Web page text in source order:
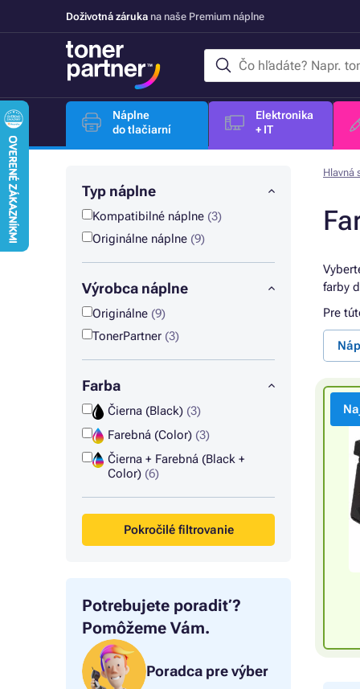
Doživotná záruka na naše Premium náplne
Náplne
do tlačiarní
Elektronika
+ IT
Typ náplne
Kompatibilné náplne (3)
Originálne náplne (9)
Výrobca náplne
Originálne (9)
TonerPartner (3)
Farba
Čierna (Black) (3)
Farebná (Color) (3)
Čierna + Farebná (Black +
Color) (6)
Pokročilé filtrovanie
Potrebujete poradiť?
Pomôžeme Vám.
Poradca pre výber
Hlavná
farby
Pre